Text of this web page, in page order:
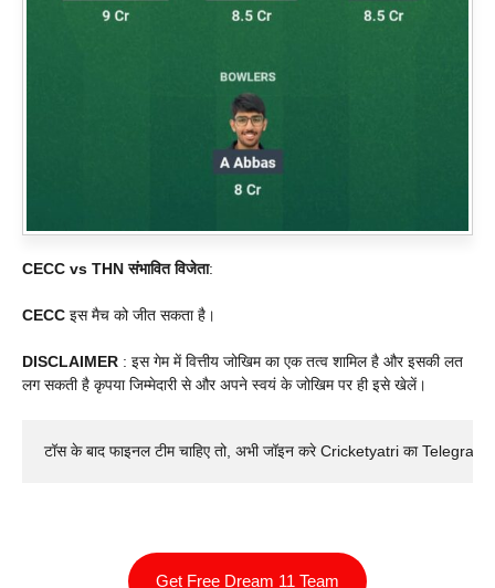
CECC vs THN संभावित विजेता:
CECC इस मैच को जीत सकता है।
DISCLAIMER : इस गेम में वित्तीय जोखिम का एक तत्व शामिल है और इसकी लत
लग सकती है कृपया जिम्मेदारी से और अपने स्वयं के जोखिम पर ही इसे खेलें।
टॉस के बाद फाइनल टीम चाहिए तो, अभी जॉइन करे Cricketyatri का
Get Free Dream 11 Team